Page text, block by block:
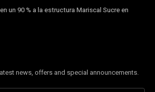
un 90 % a la estructura Mariscal Sucre en
news, offers and special announcements.